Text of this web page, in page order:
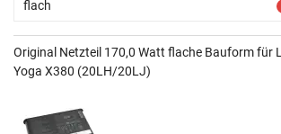
flach
Original Netzteil 170,0 Watt flache Bauform für
Yoga X380 (20LH/20LJ)